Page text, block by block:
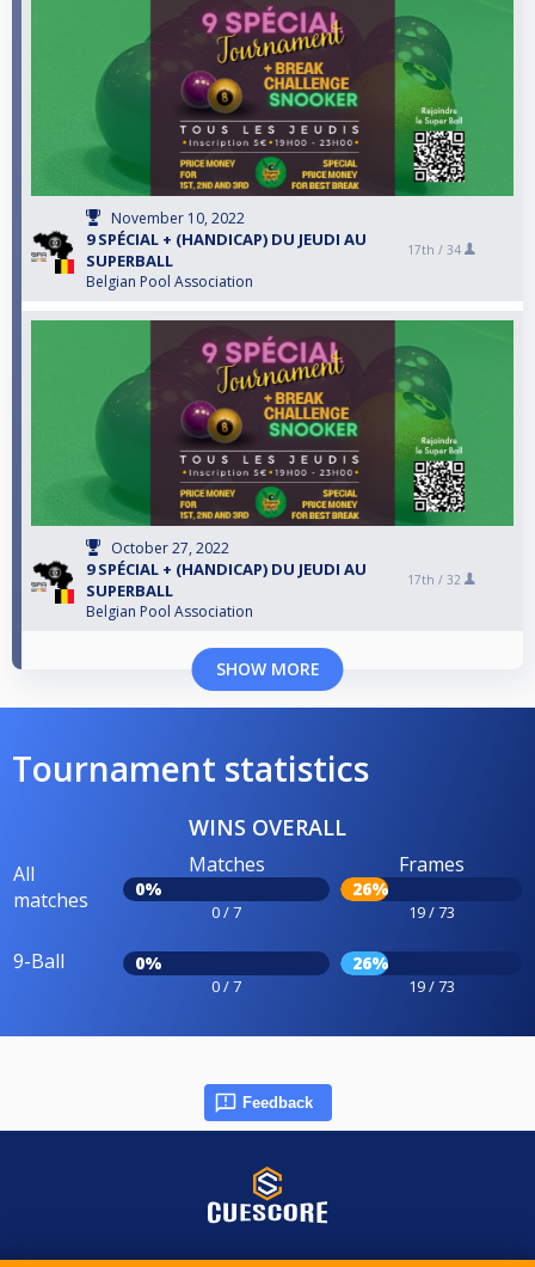
November 10, 2022
9 SPÉCIAL + (HANDICAP) DU JEUDI AU
SUPERBALL
Belgian Pool Association
17th / 34
October 27, 2022
9 SPÉCIAL + (HANDICAP) DU JEUDI AU
SUPERBALL
Belgian Pool Association
17th / 32
SHOW MORE
Tournament statistics
WINS OVERALL
All
matches
Matches
0%
0 / 7
Frames
26%
19 / 73
9-Ball 0%
0 / 7
26%
19 / 73
Feedback